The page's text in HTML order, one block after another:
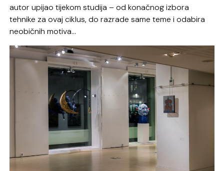
autor upijao tijekom studija – od konačnog izbora
tehnike za ovaj ciklus, do razrade same teme i odabira
neobičnih motiva…